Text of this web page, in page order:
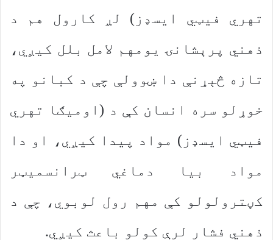
تهري فیټي ایسډز) لږ کارول هم د
ذهني پرېشانۍ یومهم لامل بلل کیږي،
تازه څېړنې دا ښوولې چې د کبانو په
خوړلو سره انسان کې د (اومیګا تهري
فیټي ایسډز) مواد پیدا کیږي، او دا
مواد بیا دماغي ټرانسمیټر
کڼترولولو کې مهم رول لوبوي، چې د
ذهني فشار لرې کولو باعث کیږي.